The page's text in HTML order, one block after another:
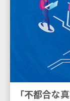
「不都合な